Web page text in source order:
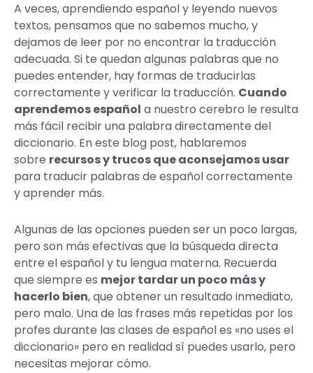
A veces, aprendiendo español y leyendo nuevos
textos, pensamos que no sabemos mucho, y
dejamos de leer por no encontrar la traducción
adecuada. Si te quedan algunas palabras que no
puedes entender, hay formas de traducirlas
correctamente y verificar la traducción. Cuando
aprendemos español a nuestro cerebro le resulta
más fácil recibir una palabra directamente del
diccionario. En este blog post, hablaremos
sobre recursos y trucos que aconsejamos usar
para traducir palabras de español correctamente
y aprender más.
Algunas de las opciones pueden ser un poco largas,
pero son más efectivas que la búsqueda directa
entre el español y tu lengua materna. Recuerda
que siempre es mejor tardar un poco más y
hacerlo bien, que obtener un resultado inmediato,
pero malo. Una de las frases más repetidas por los
profes durante las clases de español es «no uses el
diccionario» pero en realidad sí puedes usarlo, pero
necesitas mejorar cómo.